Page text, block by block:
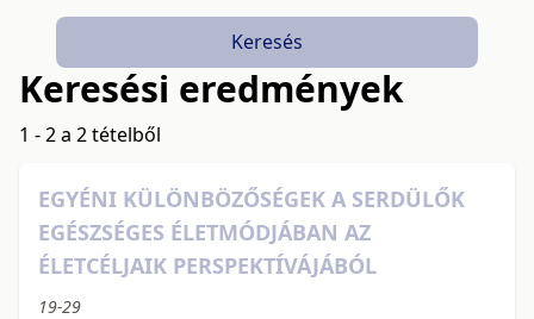
Keresés
Keresési eredmények
1 - 2 a 2 tételből
EGYÉNI KÜLÖNBÖZŐSÉGEK A SERDÜLŐK
EGÉSZSÉGES ÉLETMÓDJÁBAN AZ
ÉLETCÉLJAIK PERSPEKTÍVÁJÁBÓL
19-29